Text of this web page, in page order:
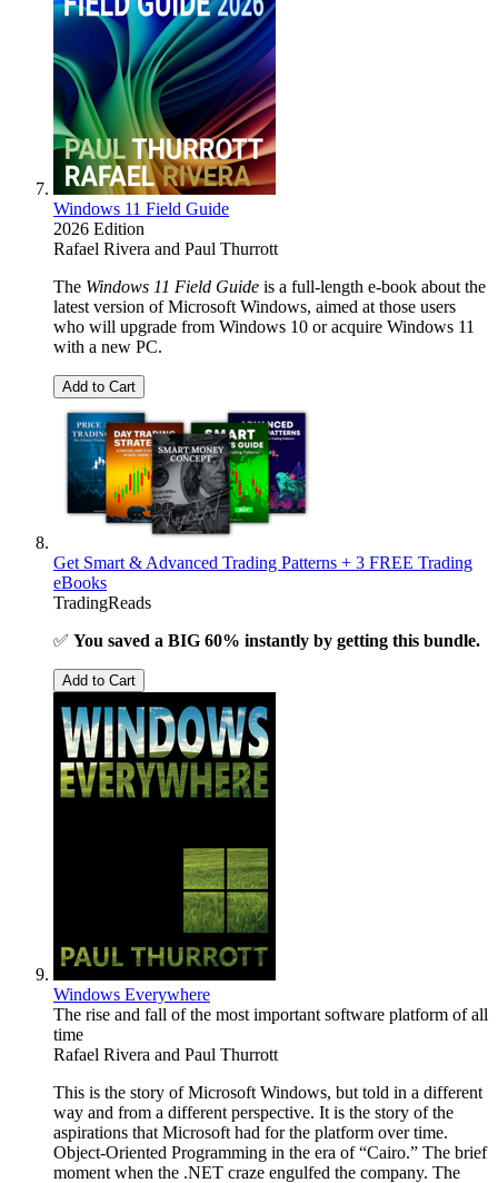
Windows 11 Field Guide
2026 Edition
Rafael Rivera and Paul Thurrott
The Windows 11 Field Guide is a full-length e-book about the
latest version of Microsoft Windows, aimed at those users
who will upgrade from Windows 10 or acquire Windows 11
with a new PC.
Add to Cart
Get Smart & Advanced Trading Patterns + 3 FREE Trading
eBooks
TradingReads
✅ You saved a BIG 60% instantly by getting this bundle.
Add to Cart
Windows Everywhere
The rise and fall of the most important software platform of all
time
Rafael Rivera and Paul Thurrott
This is the story of Microsoft Windows, but told in a different
way and from a different perspective. It is the story of the
aspirations that Microsoft had for the platform over time.
Object-Oriented Programming in the era of “Cairo.” The brief
moment when the .NET craze engulfed the company. The